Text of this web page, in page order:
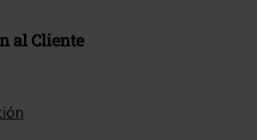
al Cliente